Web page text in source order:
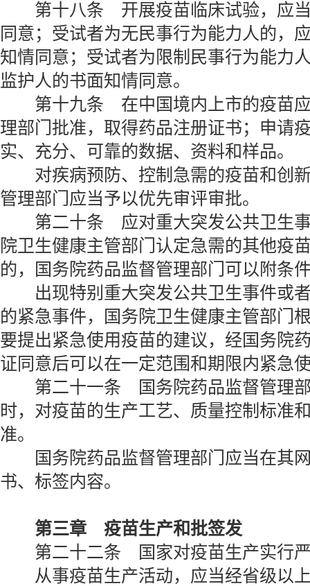
第十八条 开展疫苗临床试验，应当
同意；受试者为无民事行为能力人的，
知情同意；受试者为限制民事行为能力
监护人的书面知情同意。
第十九条 在中国境内上市的疫苗应
理部门批准，取得药品注册证书；申请
实、充分、可靠的数据、资料和样品。
对疾病预防、控制急需的疫苗和创新
管理部门应当予以优先审评审批。
第二十条 应对重大突发公共卫生事
院卫生健康主管部门认定急需的其他疫
的，国务院药品监督管理部门可以附条
出现特别重大突发公共卫生事件或者
的紧急事件，国务院卫生健康主管部门
要提出紧急使用疫苗的建议，经国务院
证同意后可以在一定范围和期限内紧急
第二十一条 国务院药品监督管理部
时，对疫苗的生产工艺、质量控制标准
准。
国务院药品监督管理部门应当在其网
书、标签内容。
第三章 疫苗生产和批签发
第二十二条 国家对疫苗生产实行严
从事疫苗生产活动，应当经省级以上